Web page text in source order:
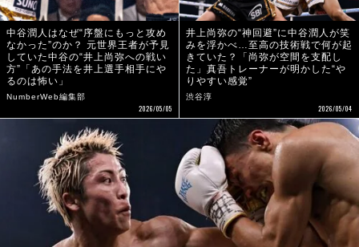
中谷潤人はなぜ“序盤にもっと攻め
なかった”のか？ 元世界王者が予見
していた中谷の“井上尚弥への戦い
方”「あの手法を井上選手相手にや
るのは怖い」
NumberWeb編集部
2026/05/05
井上尚弥の“神回避”に中谷潤人が笑
みを浮かべ…至高の技術戦で何が起
きていた？「尚弥が空間を支配し
た」真吾トレーナーが明かした“や
りやすい感覚”
渋谷淳
2026/05/04